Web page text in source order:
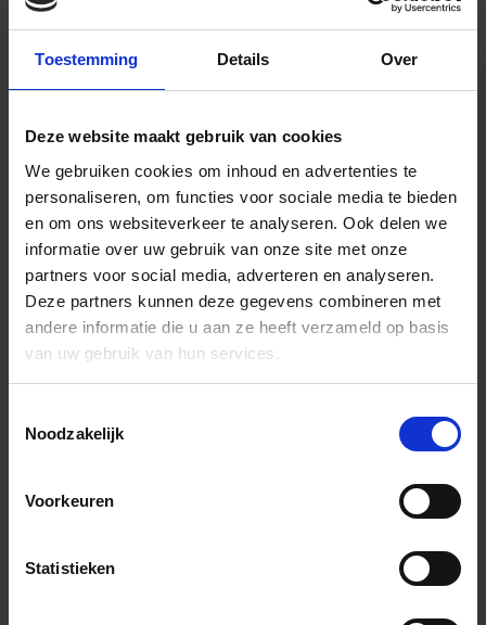
Toestemming Details Over
Deze website maakt gebruik van cookies
We gebruiken cookies om inhoud en advertenties te
personaliseren, om functies voor sociale media te bieden
en om ons websiteverkeer te analyseren. Ook delen we
informatie over uw gebruik van onze site met onze
partners voor social media, adverteren en analyseren.
Deze partners kunnen deze gegevens combineren met
andere informatie die u aan ze heeft verzameld op basis
van uw gebruik van hun services.
Noodzakelijk
Voorkeuren
Statistieken